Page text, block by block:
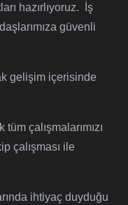
hazırlıyoruz. İş
güvenli
gelişim içerisinde
çalışmalarımızı
çalışması ile
ihtiyaç duyduğu